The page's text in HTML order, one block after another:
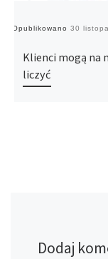
Opublikowano 30
Klienci mogą na
liczyć
Dodaj